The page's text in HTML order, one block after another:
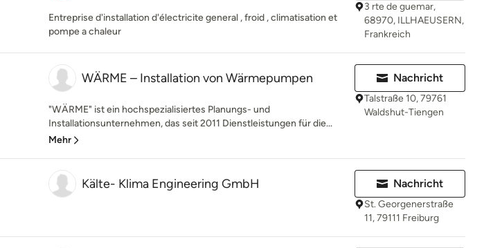
Entreprise d'installation d'électricite general , froid , climatisation et
pompe a chaleur
3 rte de guemar,
68970, ILLHAEUSERN,
Frankreich
WÄRME – Installation von Wärmepumpen
"WÄRME" ist ein hochspezialisiertes Planungs- und
Installationsunternehmen, das seit 2011 Dienstleistungen für die...
Mehr
Nachricht
Talstraße 10, 79761
Waldshut-Tiengen
Kälte- Klima Engineering GmbH Nachricht
St. Georgenerstraße
11, 79111 Freiburg